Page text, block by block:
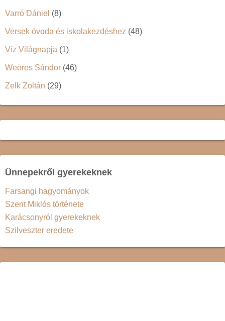
Varró Dániel (8)
Versek óvoda és iskolakezdéshez (48)
Víz Világnapja (1)
Weöres Sándor (46)
Zelk Zoltán (29)
Ünnepekről gyerekeknek
Farsangi hagyományok
Szent Miklós története
Karácsonyról gyerekeknek
Szilveszter eredete